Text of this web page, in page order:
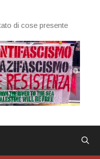
di cose presente